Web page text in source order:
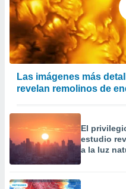
Las imágenes más
revelan remolinos de
El
estudio
a la luz